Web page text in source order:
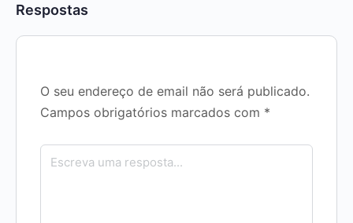
Respostas
O seu endereço de email não será publicado.
Campos obrigatórios marcados com *